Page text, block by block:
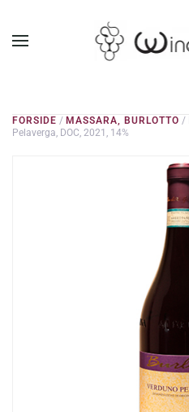
GÅ TIL HOVEDINDHOLD
FORSIDE / MASSARA, BURLOTTO /
Pelaverga, DOC, 2021, 14%